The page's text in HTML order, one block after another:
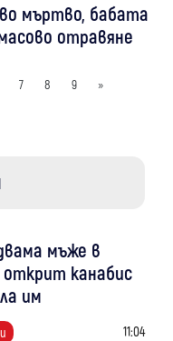
мъртво, бабата
отравяне
7 8 9 »
мъже в
открит канабис
им
11:04